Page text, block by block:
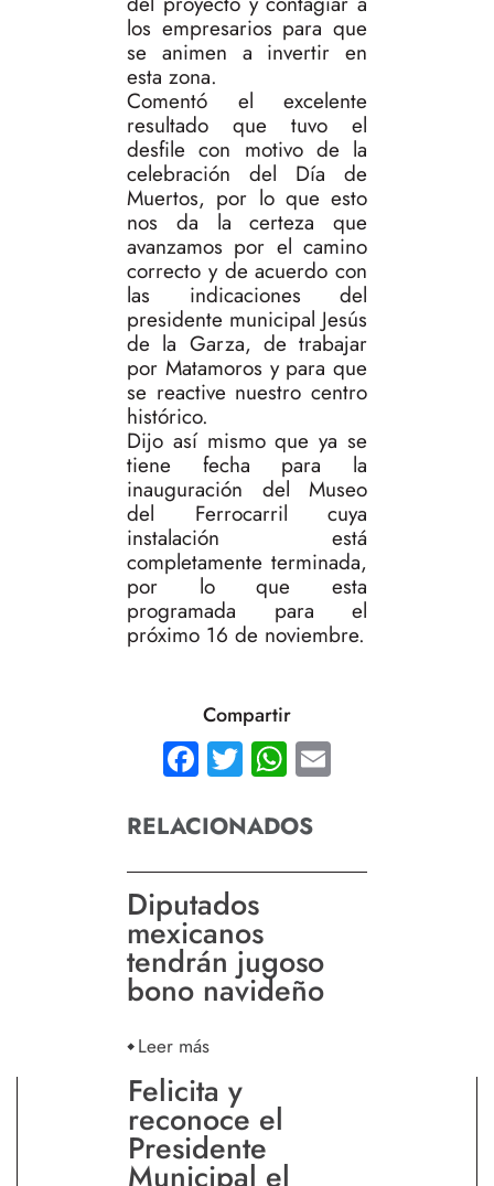
los empresarios para que
se animen a invertir en
esta zona.
Comentó el excelente
resultado que tuvo el
desfile con motivo de la
celebración del Día de
Muertos, por lo que esto
nos da la certeza que
avanzamos por el camino
correcto y de acuerdo con
las indicaciones del
presidente municipal Jesús
de la Garza, de trabajar
por Matamoros y para que
se reactive nuestro centro
histórico.
Dijo así mismo que ya se
tiene fecha para la
inauguración del Museo
del Ferrocarril cuya
instalación está
completamente terminada,
por lo que esta
programada para el
próximo 16 de noviembre.
Compartir
Facebook
TwitterWhatsApp
RELACIONADOS
Diputados
mexicanos
tendrán jugoso
bono navideño
Leer más
Felicita y
reconoce el
Presidente
Municipal el